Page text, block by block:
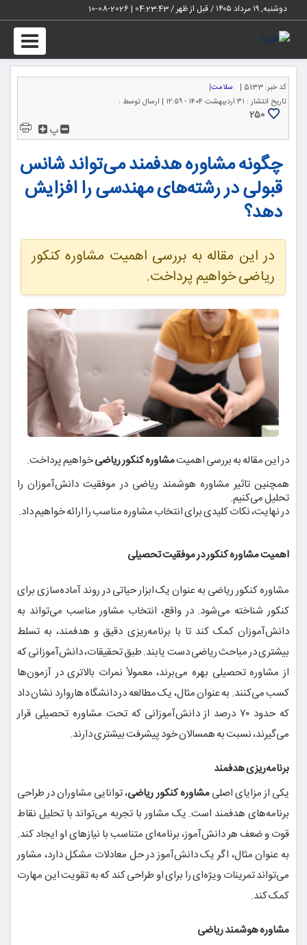
دوشنبه, ۱۹ مرداد ۱۴۰۵ / قبل از ظهر / 04:23:43
|
2026-08-10
کد خبر: 5133 | سلامت|
تاریخ انتشار : ۳۱ اردیبهشت ۱۴۰۴ - ۱۲:۵۹ | ارسال توسط :
250
پ
چگونه مشاوره هدفمند می‌تواند شانس
قبولی در رشته‌های مهندسی را افزایش
دهد؟
در این مقاله به بررسی اهمیت مشاوره کنکور
ریاضی خواهیم پرداخت.
در این مقاله به بررسی اهمیتمشاوره کنکور ریاضیخواهیم پرداخت.
همچنین تاثیر مشاوره هوشمند ریاضی در موفقیت دانش‌آموزان را
تحلیل می‌کنیم.
در نهایت، نکات کلیدی برای انتخاب مشاوره مناسب را ارائه خواهیم داد.
اهمیت مشاوره کنکور در موفقیت تحصیلی
مشاوره کنکور ریاضی به عنوان یک ابزار حیاتی در روند آماده‌سازی برای
کنکور شناخته می‌شود. در واقع، انتخاب مشاور مناسب می‌تواند به
دانش‌آموزان کمک کند تا با برنامه‌ریزی دقیق و هدفمند، به تسلط
بیشتری در مباحث ریاضی دست یابند. طبق تحقیقات، دانش‌آموزانی که
از مشاوره تحصیلی بهره می‌برند، معمولاً نمرات بالاتری در آزمون‌ها
کسب می‌کنند. به عنوان مثال، یک مطالعه در دانشگاه هاروارد نشان داد
که حدود ۷۰ درصد از دانش‌آموزانی که تحت مشاوره تحصیلی قرار
می‌گیرند، نسبت به همسالان خود پیشرفت بیشتری دارند.
برنامه‌ریزی هدفمند
یکی از مزایای اصلیمشاوره کنکور ریاضی، توانایی مشاوران در طراحی
برنامه‌های هدفمند است. یک مشاور با تجربه می‌تواند با تحلیل نقاط
قوت و ضعف هر دانش‌آموز، برنامه‌ای متناسب با نیازهای او ایجاد کند.
به عنوان مثال، اگر یک دانش‌آموز در حل معادلات مشکل دارد، مشاور
می‌تواند تمرینات ویژه‌ای را برای او طراحی کند که به تقویت این مهارت
کمک کند.
مشاوره هوشمند ریاضی